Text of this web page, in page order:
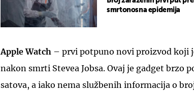
smrtonosna epidemija
Apple Watch – prvi potpuno novi proizvod koji
nakon smrti Stevea Jobsa. Ovaj je gadget brzo
satova, a iako nema službenih informacija o